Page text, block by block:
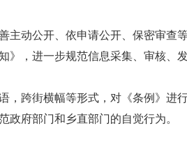
动公开、依申请公开、保密审查
，进一步规范信息采集、审核、
跨街横幅等形式，对《条例》进
政府部门和乡直部门的自觉行为。